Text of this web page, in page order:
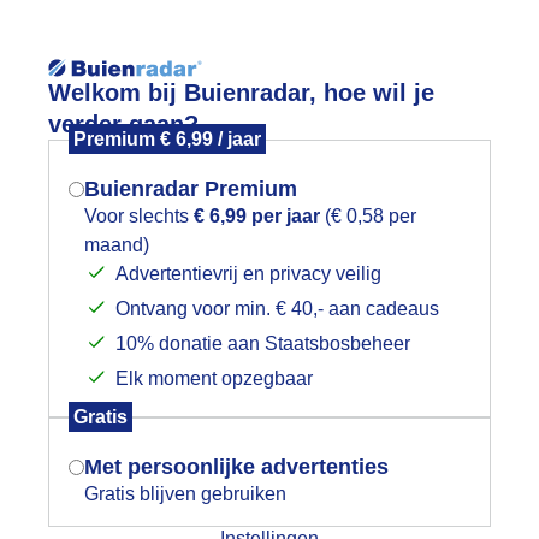
Welkom bij Buienradar, hoe wil je
verder gaan?
Premium € 6,99 / jaar
Buienradar Premium
Voor slechts € 6,99 per jaar (€ 0,58 per
maand)
Advertentievrij en privacy veilig
Ontvang voor min. € 40,- aan cadeaus
10% donatie aan Staatsbosbeheer
Elk moment opzegbaar
Gratis
Met persoonlijke advertenties
Gratis blijven gebruiken
Lees meer.
Foto en video Weerzine
Zoeken in
luchten vanavond 16-05-
Mogen we je locatie gebruiken voor
het weer?
Indien je hier nog geen akkoord op hebt
gegeven, verschijnt er zo een pop-up uit
je browser waarin deze toestemming
gevraagd wordt.